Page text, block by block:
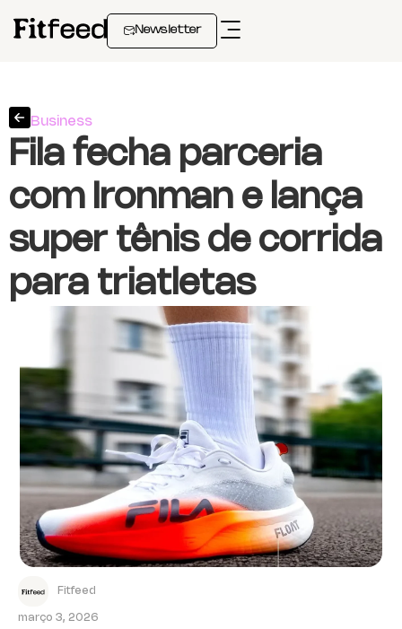
Newsletter
Business
Fila fecha parceria
com Ironman e lança
super tênis de corrida
para triatletas
Fitfeed
março 3, 2026